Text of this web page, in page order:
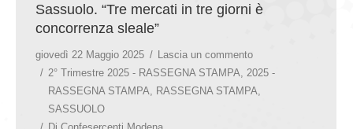
Sassuolo. “Tre mercati in tre giorni è
concorrenza sleale”
giovedì 22 Maggio 2025
Lascia un commento
2° Trimestre 2025 - RASSEGNA STAMPA
2025 -
RASSEGNA STAMPA
RASSEGNA STAMPA
SASSUOLO